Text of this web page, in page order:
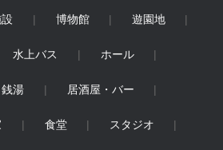
博物館 遊園地
水上バス ホール
銭湯 居酒屋・バー
食堂 スタジオ